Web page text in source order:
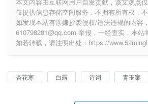
仅提供信息存储空间服务，不拥有所有权，不
如发现本站有涉嫌抄袭侵权/违法违规的内容
610798281@qq.com 举报，一经查实，本站
如若转载，请注明出处：https://
杏花寒 白露 诗词 青玉案